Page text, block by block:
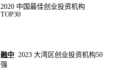
2020 中国最佳创业投资机构
TOP30
融中 2023 大湾区创业投资机构50
强